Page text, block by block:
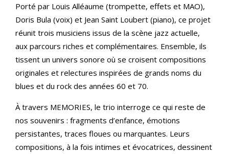
Porté par Louis Alléaume (trompette, effets et MAO),
Doris Bula (voix) et Jean Saint Loubert (piano), ce projet
réunit trois musiciens issus de la scène jazz actuelle,
aux parcours riches et complémentaires. Ensemble, ils
tissent un univers sonore où se croisent compositions
originales et relectures inspirées de grands noms du
blues et du rock des années 60 et 70.
À travers MEMORIES, le trio interroge ce qui reste de
nos souvenirs : fragments d’enfance, émotions
persistantes, traces floues ou marquantes. Leurs
compositions, à la fois intimes et évocatrices, dessinent